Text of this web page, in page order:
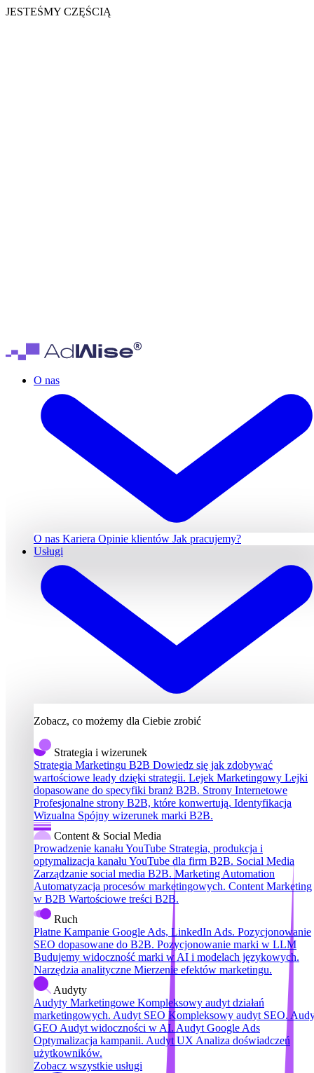
JESTEŚMY CZĘŚCIĄ
O nas
O nas Kariera Opinie klientów Jak pracujemy?
Usługi
Zobacz, co możemy dla Ciebie zrobić
Strategia i wizerunek
Strategia Marketingu B2B Dowiedz się jak zdobywać
wartościowe leady dzięki strategii. Lejek Marketingowy Lejki
dopasowane do specyfiki branż B2B. Strony Internetowe
Profesjonalne strony B2B, które konwertują. Identyfikacja
Wizualna Spójny wizerunek marki B2B.
Content & Social Media
Prowadzenie kanału YouTube Strategia, produkcja i
optymalizacja kanału YouTube dla firm B2B. Social Media
Zarządzanie social media B2B.Marketing Automation
Automatyzacja procesów marketingowych. Content Marketing
w B2B Wartościowe treści B2B.
Ruch
Płatne Kampanie Google Ads, LinkedIn Ads. Pozycjonowanie
SEO dopasowane do B2B. Pozycjonowanie marki w LLM
Budujemy widoczność marki w AI i modelach językowych.
Narzędzia analityczne Mierzenie efektów marketingu.
Audyty
Audyty Marketingowe Kompleksowy audyt działań
marketingowych. Audyt SEO Kompleksowy audyt SEO.
GEO Audyt widoczności w AI. Audyt Google Ads
Optymalizacja kampanii. Audyt UX Analiza doświadczeń
użytkowników.
Zobacz wszystkie usługi